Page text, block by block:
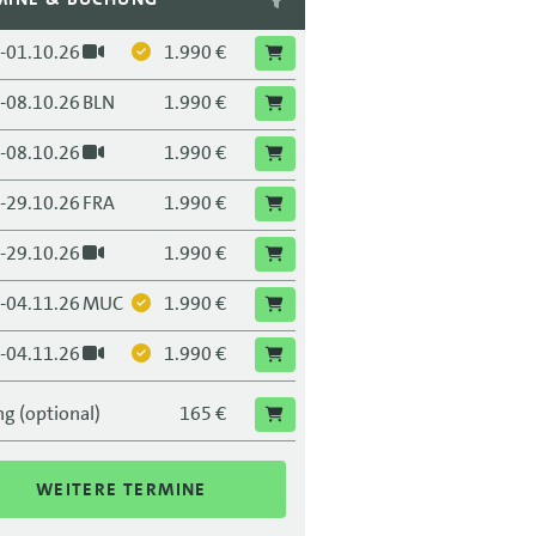
01.10.26
1.990 €
08.10.26BLN
1.990 €
08.10.26
1.990 €
29.10.26FRA
1.990 €
29.10.26
1.990 €
04.11.26MUC
1.990 €
04.11.26
1.990 €
DRS
1.990 €
(optional) 165 €
WEITERE TERMINE